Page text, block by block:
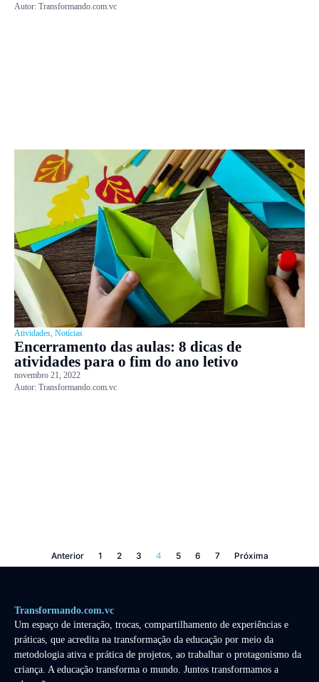
Autor: Transformando.com.vc
Atividades Notícias
Encerramento das aulas: 8 dicas de
atividades para o fim do ano letivo
novembro 21, 2022
Autor: Transformando.com.vc
Anterior 1 2 3 4 5 6 7 Próxima
Transformando.com.vc
Um espaço de interação, trocas, compartilhamento de experiências e
práticas, que acredita na transformação da educação por meio da
metodologia ativa e prática de projetos, ao trabalhar o protagonismo da
criança. A educação transforma o mundo. Juntos transformamos a